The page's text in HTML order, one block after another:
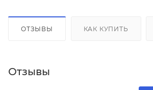
ОТЗЫВЫ КАК КУПИТЬ
Отзывы